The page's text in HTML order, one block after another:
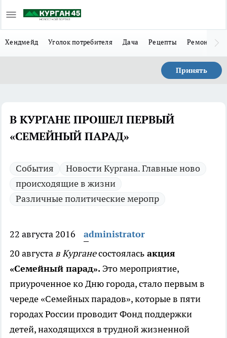
Хендмейд Уголок потребителя Дача Рецепты Ремонт
Принять
В КУРГАНЕ ПРОШЕЛ ПЕРВЫЙ
«СЕМЕЙНЫЙ ПАРАД»
Cобытия
Новости Кургана. Главные ново
происходящие в жизни
Различные политические меропр
22 августа 2016
administrator
20 августав Курганесостоялась акция
«Семейный парад». Это мероприятие,
приуроченное ко Дню города, стало первым в
череде «Семейных парадов», которые в пяти
городах России проводит Фонд поддержки
детей, находящихся в трудной жизненной